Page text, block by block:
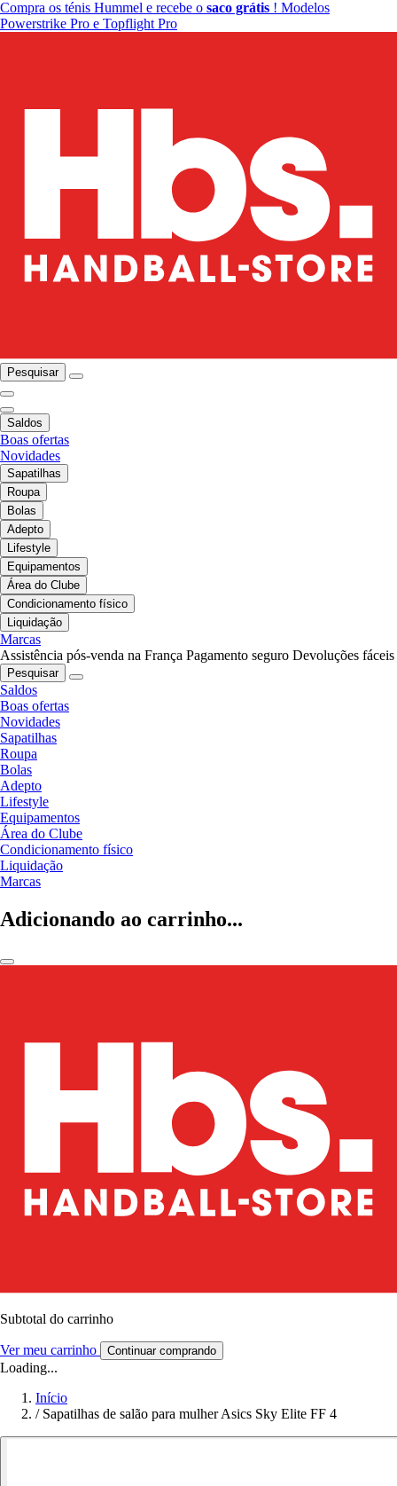
Compra os ténis Hummel e recebe o saco grátis ! Modelos
Powerstrike Pro e Topflight Pro
Pesquisar
Saldos
Boas ofertas
Novidades
Sapatilhas
Roupa
Bolas
Adepto
Lifestyle
Equipamentos
Área do Clube
Condicionamento físico
Liquidação
Marcas
Assistência pós-venda na França Pagamento seguro Devoluções fáceis
Pesquisar
Saldos
Boas ofertas
Novidades
Sapatilhas
Roupa
Bolas
Adepto
Lifestyle
Equipamentos
Área do Clube
Condicionamento físico
Liquidação
Marcas
Adicionando ao carrinho...
Subtotal do carrinho
Ver meu carrinho Continuar comprando
Loading...
Início
/ Sapatilhas de salão para mulher Asics Sky Elite FF 4